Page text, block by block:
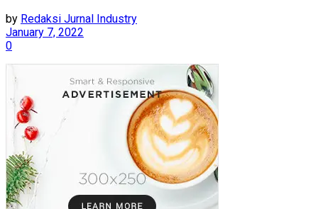
by Redaksi Jurnal Industry
January 7, 2022
0